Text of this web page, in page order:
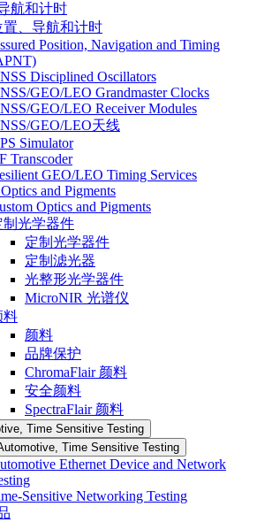
航和计时
置、导航和计时
Position, Navigation and Timing
Disciplined Oscillators
GEO/LEO Grandmaster Clocks
GEO/LEO Receiver Modules
GEO/LEO天线
Simulator
Transcoder
GEO/LEO Timing Services
and Pigments
Optics and Pigments
制光学器件
定制光学器件
定制滤光器
光整形光学器件
MicroNIR 光谱仪
料
颜料
品牌保护
ChromaFlair 颜料
安全颜料
SpectraFlair 颜料
Time Sensitive Testing
Time Sensitive Testing
Ethernet Device and Network
Sensitive Networking Testing